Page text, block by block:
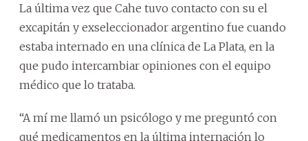
La última vez que Cahe tuvo contacto con su el
excapitán y exseleccionador argentino fue cuando
estaba internado en una clínica de La Plata, en la
que pudo intercambiar opiniones con el equipo
médico que lo trataba.
“A mí me llamó un psicólogo y me preguntó con
qué medicamentos en la última internación lo